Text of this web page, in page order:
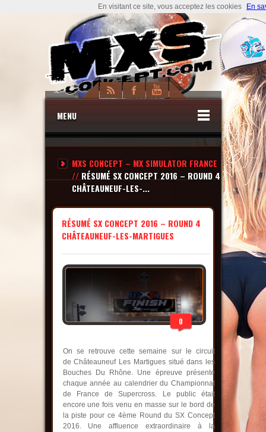
MENU
MXS CONCEPT – MX SIMULATOR FRANCE
// RÉSUMÉ SX CONCEPT 2016 – ROUND 4
CHÂTEAUNEUF-LES-...
RÉSUMÉ SX CONCEPT 2016 – ROUND 4
CHÂTEAUNEUF-LES-MARTIGUES
0
On se retrouve cette semaine sur le circuit
de Châteauneuf Les Martigues situé dans les
Bouches Du Rhône. Une épreuve présente
chaque année au calendrier du Championnat
de France de Supercross. Le public était
encore une fois venu en masse sur le bord de
la piste pour ce 4ème Round du SX Concept
2016. Une affluence extraordinaire à la
En visitant ce site, vous acceptez les cookies En